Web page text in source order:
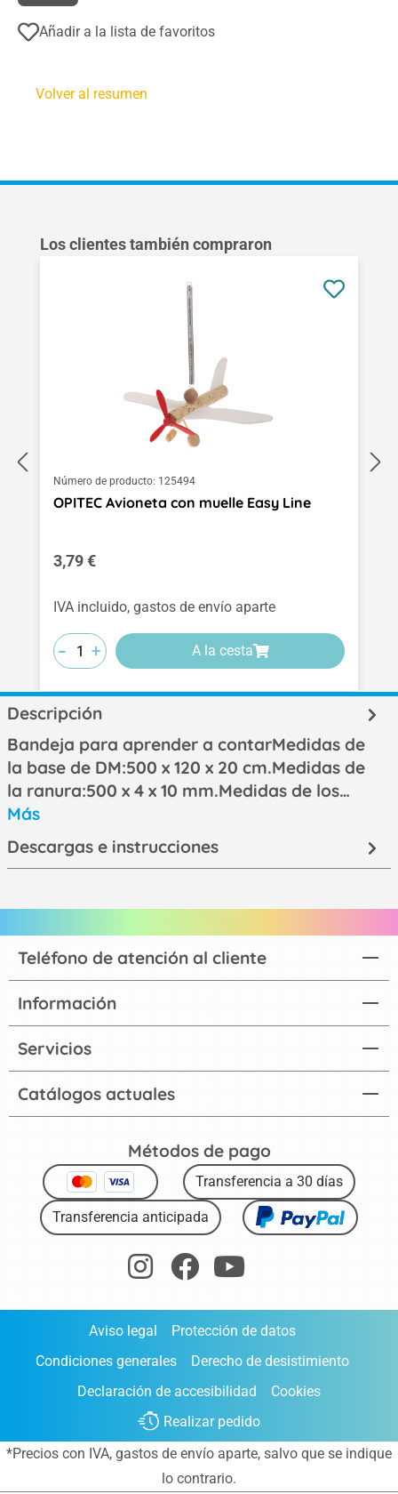
Añadir a la lista de favoritos
Volver al resumen
Omitir la galería de productos
Los clientes también compraron
Número de producto: 125494
OPITEC Avioneta con muelle Easy Line
Precio normal:
3,79 €
IVA incluido, gastos de envío aparte
-
-
- +
+
+ A la cesta
Descripción
Bandeja para aprender a contarMedidas de
la base de DM:500 x 120 x 20 cm.Medidas de
la ranura:500 x 4 x 10 mm.Medidas de los…
Más
Descargas e instrucciones
Catálogos actuales
Teléfono de atención al cliente
Información
Servicios
Métodos de pago
Transferencia a 30 días
Transferencia anticipada
Aviso legal
Protección de datos
Condiciones generales
Derecho de desistimiento
Declaración de accesibilidad
Cookies
Realizar pedido
*Precios con IVA, gastos de envío aparte, salvo que se indique
lo contrario.